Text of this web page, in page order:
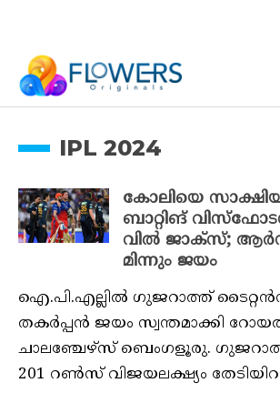
IPL 2024
കോലിയെ
ബാറ്റിങ്
വിൽ ജാക്‌സ്;
മിന്നും ജയം
ഐ.പി.എല്ലിൽ ​ഗുജറാത്ത്
തകർപ്പൻ ജയം സ്വന്തമാക്കി
ചാലഞ്ചേഴ്സ് ബെംഗളൂരു.
201 റൺസ് വിജയലക്ഷ്യം